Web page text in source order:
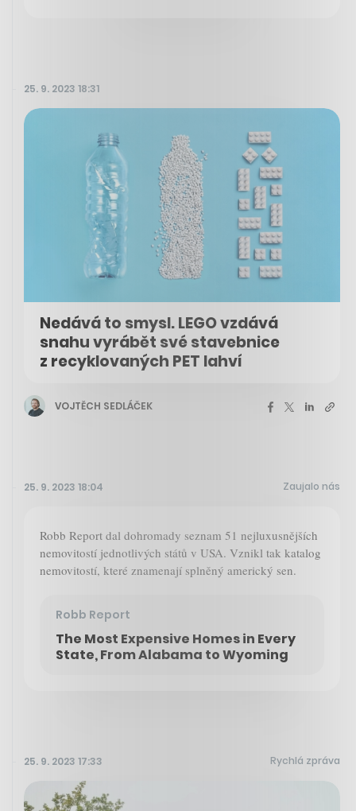
25. 9. 2023 18:31
Nedává to smysl. LEGO vzdává
snahu vyrábět své stavebnice
z recyklovaných PET lahví
VOJTĚCH SEDLÁČEK
25. 9. 2023 18:04 Zaujalo nás
Robb Report dal dohromady seznam 51 nejluxusnějších
nemovitostí jednotlivých států v USA. Vznikl tak katalog
nemovitostí, které znamenají splněný americký sen.
Robb Report
The Most Expensive Homes in Every
State, From Alabama to Wyoming
25. 9. 2023 17:33 Rychlá zpráva